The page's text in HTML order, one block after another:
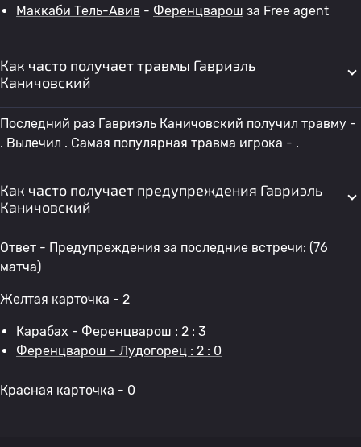
Маккаби Тель-Авив - Ференцварош за Free agent
Как часто получает травмы Гавриэль
Каничовский
Последний раз Гавриэль Каничовский получил травму -
. Вылечил . Самая популярная травма игрока - .
Как часто получает предупреждения Гавриэль
Каничовский
Ответ - Предупреждения за последние встречи: (76
матча)
Желтая карточка - 2
Карабах - Ференцварош : 2 : 3
Ференцварош - Лудогорец : 2 : 0
Красная карточка - 0